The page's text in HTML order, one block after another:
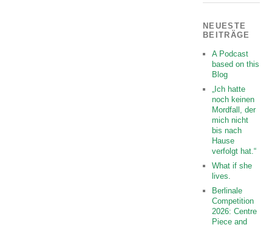
NEUESTE
BEITRÄGE
A Podcast
based on this
Blog
„Ich hatte
noch keinen
Mordfall, der
mich nicht
bis nach
Hause
verfolgt hat.“
What if she
lives.
Berlinale
Competition
2026: Centre
Piece and